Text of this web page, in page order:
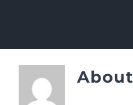
About